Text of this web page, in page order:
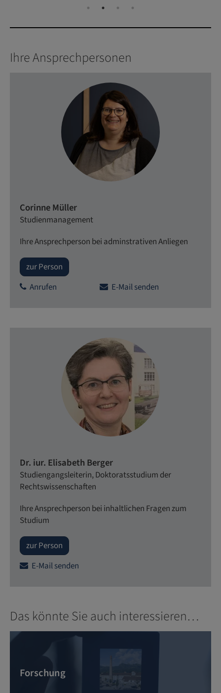
Ihre Ansprechpersonen
Corinne Müller
Studienmanagement
Ihre Ansprechperson bei adminstrativen Anliegen
zur Person
Anrufen
E-Mail senden
Dr. iur. Elisabeth Berger
Studiengangsleiterin, Doktoratsstudium der
Rechtswissenschaften
Ihre Ansprechperson bei inhaltlichen Fragen zum
Studium
zur Person
E-Mail senden
Das könnte Sie auch interessieren…
Forschung